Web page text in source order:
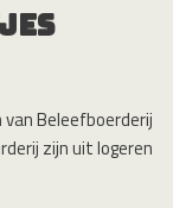
Beleefboerderij
zijn uit logeren